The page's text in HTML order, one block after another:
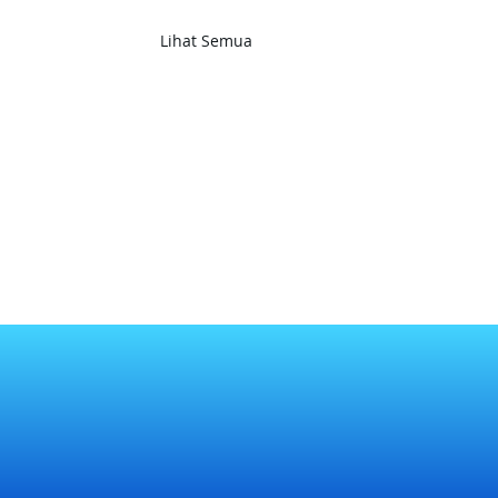
Lihat Semua